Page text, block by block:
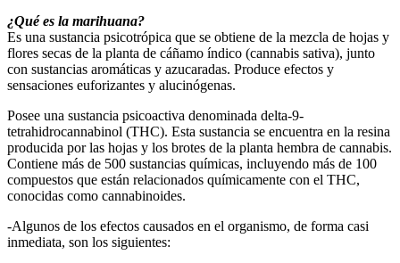
¿Qué es la marihuana?
Es una sustancia psicotrópica que se obtiene de la mezcla de hojas y
flores secas de la planta de cáñamo índico (cannabis sativa), junto
con sustancias aromáticas y azucaradas. Produce efectos y
sensaciones euforizantes y alucinógenas.
Posee una sustancia psicoactiva denominada delta-9-
tetrahidrocannabinol (THC). Esta sustancia se encuentra en la resina
producida por las hojas y los brotes de la planta hembra de cannabis.
Contiene más de 500 sustancias químicas, incluyendo más de 100
compuestos que están relacionados químicamente con el THC,
conocidas como cannabinoides.
-Algunos de los efectos causados en el organismo, de forma casi
inmediata, son los siguientes: